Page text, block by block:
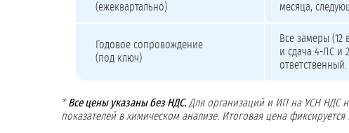
(ежеквартально)
месяца,
Годовое сопровождение
(под ключ)
Все замеры (12
и сдача 4-ЛС и
ответственный.
*Все цены указаны без НДС. Для организаций и ИП на УСН НДС
показателей в химическом анализе. Итоговая цена